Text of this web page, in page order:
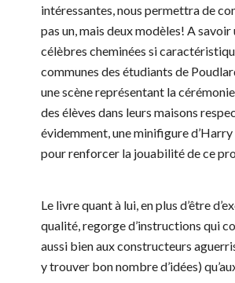
intéressantes, nous permettra de
pas un, mais deux modèles! A savoir
célèbres cheminées si
communes des étudiants de
une scène représentant la
des élèves dans leurs maisons
évidemment, une minifigure
pour renforcer la jouabilité de ce
Le livre quant à lui, en plus d’être
qualité, regorge d’instructions qui
aussi bien aux constructeurs
y trouver bon nombre d’idées)